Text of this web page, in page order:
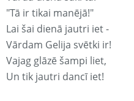
"Tā ir tikai manējā!"
Lai šai dienā jautri iet -
Vārdam Gelija svētki ir!
Vajag glāzē šampi liet,
Un tik jautri dancī iet!